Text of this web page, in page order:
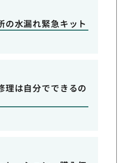
の水漏れ緊急キット
理は自分でできるの